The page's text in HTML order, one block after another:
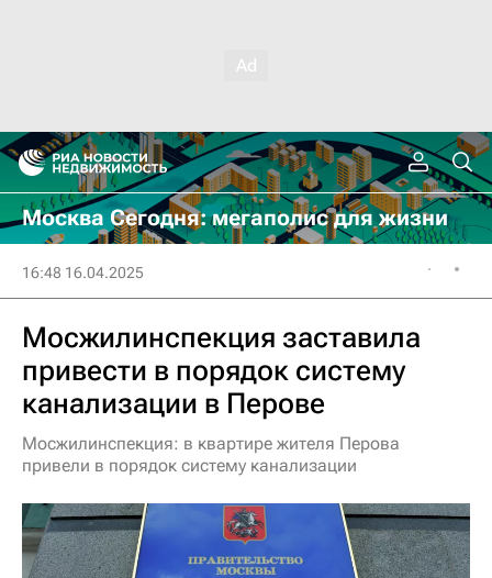
Москва Сегодня: мегаполис для жизни
16:48 16.04.2025
Мосжилинспекция заставила
привести в порядок систему
канализации в Перове
Мосжилинспекция: в квартире жителя Перова
привели в порядок систему канализации